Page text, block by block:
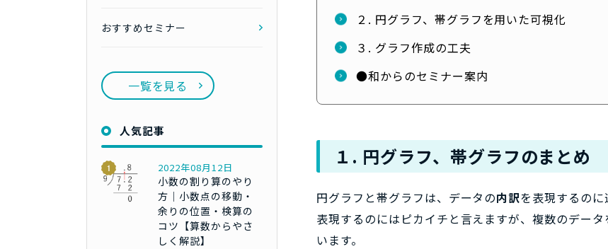
２. 円グラフ、帯グラフを用いた可視化
３. グラフ作成の工夫
●和からのセミナー案内
１. 円グラフ、帯グラフのまとめ
円グラフと帯グラフは、データの内訳を表現するの
表現するのにはピカイチと言えますが、複数のデー
います。
おすすめセミナー
一覧を見る
人気記事
2022年08月12日
小数の割り算のやり
方｜小数点の移動・
余りの位置・検算の
コツ【算数からやさ
しく解説】